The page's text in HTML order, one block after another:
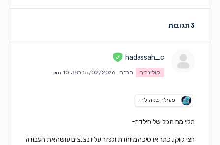
3 תגובות
hadassah_c
קולינריה חברה 15/02/2026 ב10:38 pm
פעילה בקהילה
תלוי מה הגיל של הילדה-
חצי קוקו, כתר או סיכה מיוחדת ולפזר עליו נצנצים עושה את העבודה